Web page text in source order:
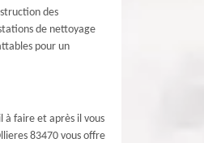
des
de nettoyage
pour un
à faire et après il vous
83470 vous offre